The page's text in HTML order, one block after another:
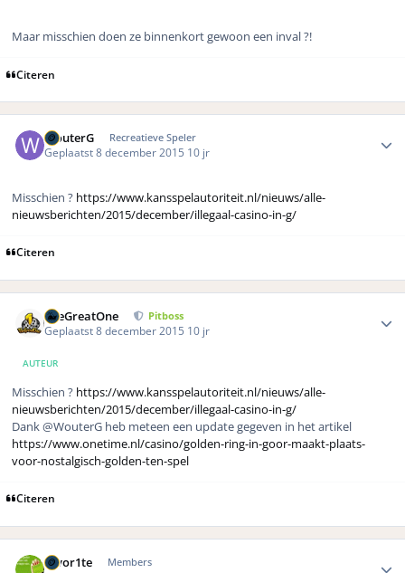
Maar misschien doen ze binnenkort gewoon een inval ?!
Citeren
WouterG Recreatieve Speler
Geplaatst8 december 2015 10 jr
Misschien ? https://www.kansspelautoriteit.nl/nieuws/alle-
nieuwsberichten/2015/december/illegaal-casino-in-g/
Citeren
TheGreatOne Pitboss
Geplaatst8 december 2015 10 jr
AUTEUR
Misschien ? https://www.kansspelautoriteit.nl/nieuws/alle-
nieuwsberichten/2015/december/illegaal-casino-in-g/
Dank @WouterG heb meteen een update gegeven in het artikel
https://www.onetime.nl/casino/golden-ring-in-goor-maakt-plaats-
voor-nostalgisch-golden-ten-spel
Citeren
favor1te Members